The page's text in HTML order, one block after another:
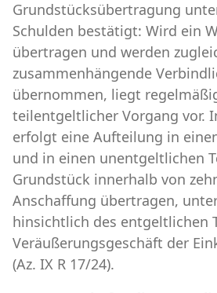
Grundstücksübertragung
Schulden bestätigt: Wird ein
übertragen und werden
zusammenhängende
übernommen, liegt
teilentgeltlicher Vorgang vor.
erfolgt eine Aufteilung in
und in einen unentgeltlichen
Grundstück innerhalb von
Anschaffung übertragen,
hinsichtlich des entgeltlichen
Veräußerungsgeschäft der
(Az. IX R 17/24).